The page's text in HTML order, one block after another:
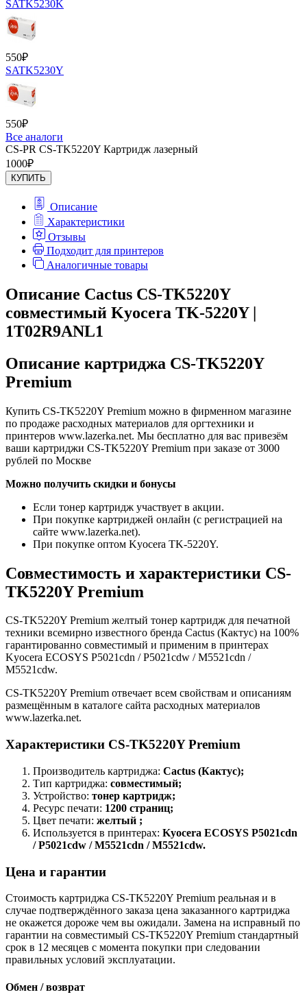
SATK5230K
550₽
SATK5230Y
550₽
Все аналоги
CS-PR CS-TK5220Y Картридж лазерный
1000₽
КУПИТЬ
Описание
Характеристики
Отзывы
Подходит для принтеров
Аналогичные товары
Описание Cactus CS-TK5220Y
совместимый Kyocera TK-5220Y |
1T02R9ANL1
Описание картриджа CS-TK5220Y
Premium
Купить CS-TK5220Y Premium можно в фирменном магазине
по продаже расходных материалов для оргтехники и
принтеров www.lazerka.net. Мы бесплатно для вас привезём
ваши картриджи CS-TK5220Y Premium при заказе от 3000
рублей по Москве
Можно получить скидки и бонусы
Если тонер картридж участвует в акции.
При покупке картриджей онлайн (с регистрацией на
сайте www.lazerka.net).
При покупке оптом Kyocera TK-5220Y.
Совместимость и характеристики CS-
TK5220Y Premium
CS-TK5220Y Premium желтый тонер картридж для печатной
техники всемирно известного бренда Cactus (Кактус) на 100%
гарантированно совместимый и применим в принтерах
Kyocera ECOSYS P5021cdn / P5021cdw / M5521cdn /
M5521cdw.
CS-TK5220Y Premium отвечает всем свойствам и описаниям
размещённым в каталоге сайта расходных материалов
www.lazerka.net.
Характеристики CS-TK5220Y Premium
Производитель картриджа: Cactus (Кактус);
Тип картриджа: совместимый;
Устройство: тонер картридж;
Ресурс печати: 1200 страниц;
Цвет печати: желтый ;
Используется в принтерах: Kyocera ECOSYS P5021cdn
/ P5021cdw / M5521cdn / M5521cdw.
Цена и гарантии
Стоимость картриджа CS-TK5220Y Premium реальная и в
случае подтверждённого заказа цена заказанного картриджа
не окажется дороже чем вы ожидали. Замена на исправный по
гарантии на совместимый CS-TK5220Y Premium стандартный
срок в 12 месяцев с момента покупки при следовании
правильных условий эксплуатации.
Обмен / возврат